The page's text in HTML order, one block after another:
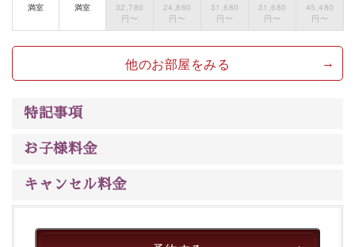
満室 満室
32,780
円〜
24,860
円〜
31,680
円〜
31,680
円〜
45,480
円〜
他のお部屋をみる
特記事項
お子様料金
キャンセル料金